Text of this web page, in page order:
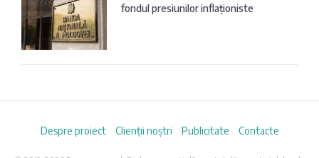
fondul presiunilor inflaționiste
Despre proiect Clienții noștri Publicitate Contacte